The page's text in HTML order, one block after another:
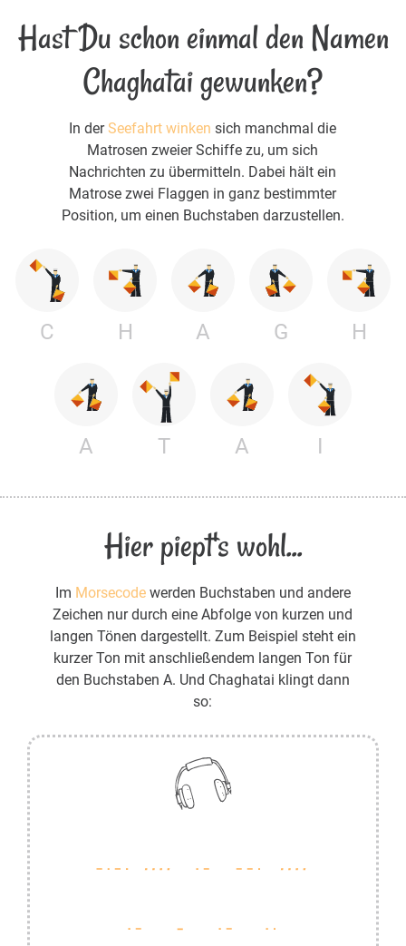
Hast Du schon einmal den Namen
Chaghatai gewunken?
In derSeefahrt winken sich manchmal die
Matrosen zweier Schiffe zu, um sich
Nachrichten zu übermitteln. Dabei hält ein
Matrose zwei Flaggen in ganz bestimmter
Position, um einen Buchstaben darzustellen.
C H A G H
A T A I
Hier piept's wohl...
Im Morsecodewerden Buchstaben und andere
Zeichen nur durch eine Abfolge von kurzen und
langen Tönen dargestellt. Zum Beispiel steht ein
kurzer Ton mit anschließendem langen Ton für
den Buchstaben A. Und Chaghatai klingt dann
so: